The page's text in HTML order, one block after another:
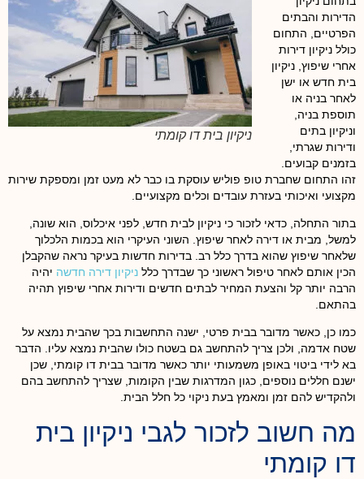
ניקיון בית דו קומתי
הדירות והבתים
הפרטיים, התחום
כולל ניקיון דירות
אחרי שיפוץ, ניקיון
בית חדש או ישן
לאחר בניה או
תוספת בניה,
וניקיון בתים
ודירות שגרתי,
בזמנים קבועים.
זהו התחום שחברת טופ פוליש עוסקת בו כבר לא מעט זמן ומספקת שירות
מקצועי ואיכותי בעזרת עובדים וכלים מקצועיים.
בתור התחלה, כדאי לזכור כי ניקיון לבית חדש, לפני איכלוס, הוא שונה,
למשל, מבית או דירה לאחר שיפוץ. השוני העיקרי הוא בכמות הלכלוך
שלאחר שיפוץ שהוא בדרך כלל רב. בדירות חדשות בעיקר נראה שהקבלן
הכין אותם לאחר טיפול ראשוני כך שבדרך כלל ניקיון דירה חדשה יהיה
הרבה יותר קל והצעת המחיר לבתים חדשים ודירות אחרי שיפוץ תהיה
בהתאם.
כמו כן, כאשר מדובר בבית פרטי, ישנה התחשבות בכך שהבית נמצא על
שטח אדמה, ולכן צריך להתחשב גם בשטח כולו שהבית נמצא עליו. הדבר
בא לידי ביטוי באופן משמעותי יותר כאשר מדובר בבית דו קומתי, שכן
ישנם חללים נוספים, כגון המדרגות שבין הקומות, שצריך להתחשב בהם
ולהקדיש להם זמן ומאמץ בעת ניקוי כל חלל הבית.
מה חשוב לזכור לגבי ניקיון בית
דו קומתי